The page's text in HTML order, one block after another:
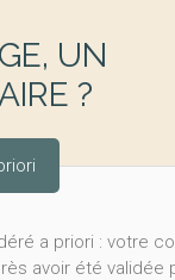
UN
?
a priori : votre
avoir été validée